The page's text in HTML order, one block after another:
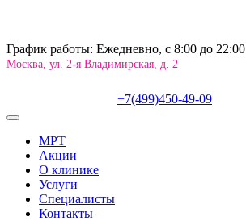
График работы: Ежедневно, c 8:00 до 22:00
Москва, ул. 2-я Владимирская, д. 2
+7(499)450-49-09
МРТ
Акции
О клинике
Услуги
Специалисты
Контакты